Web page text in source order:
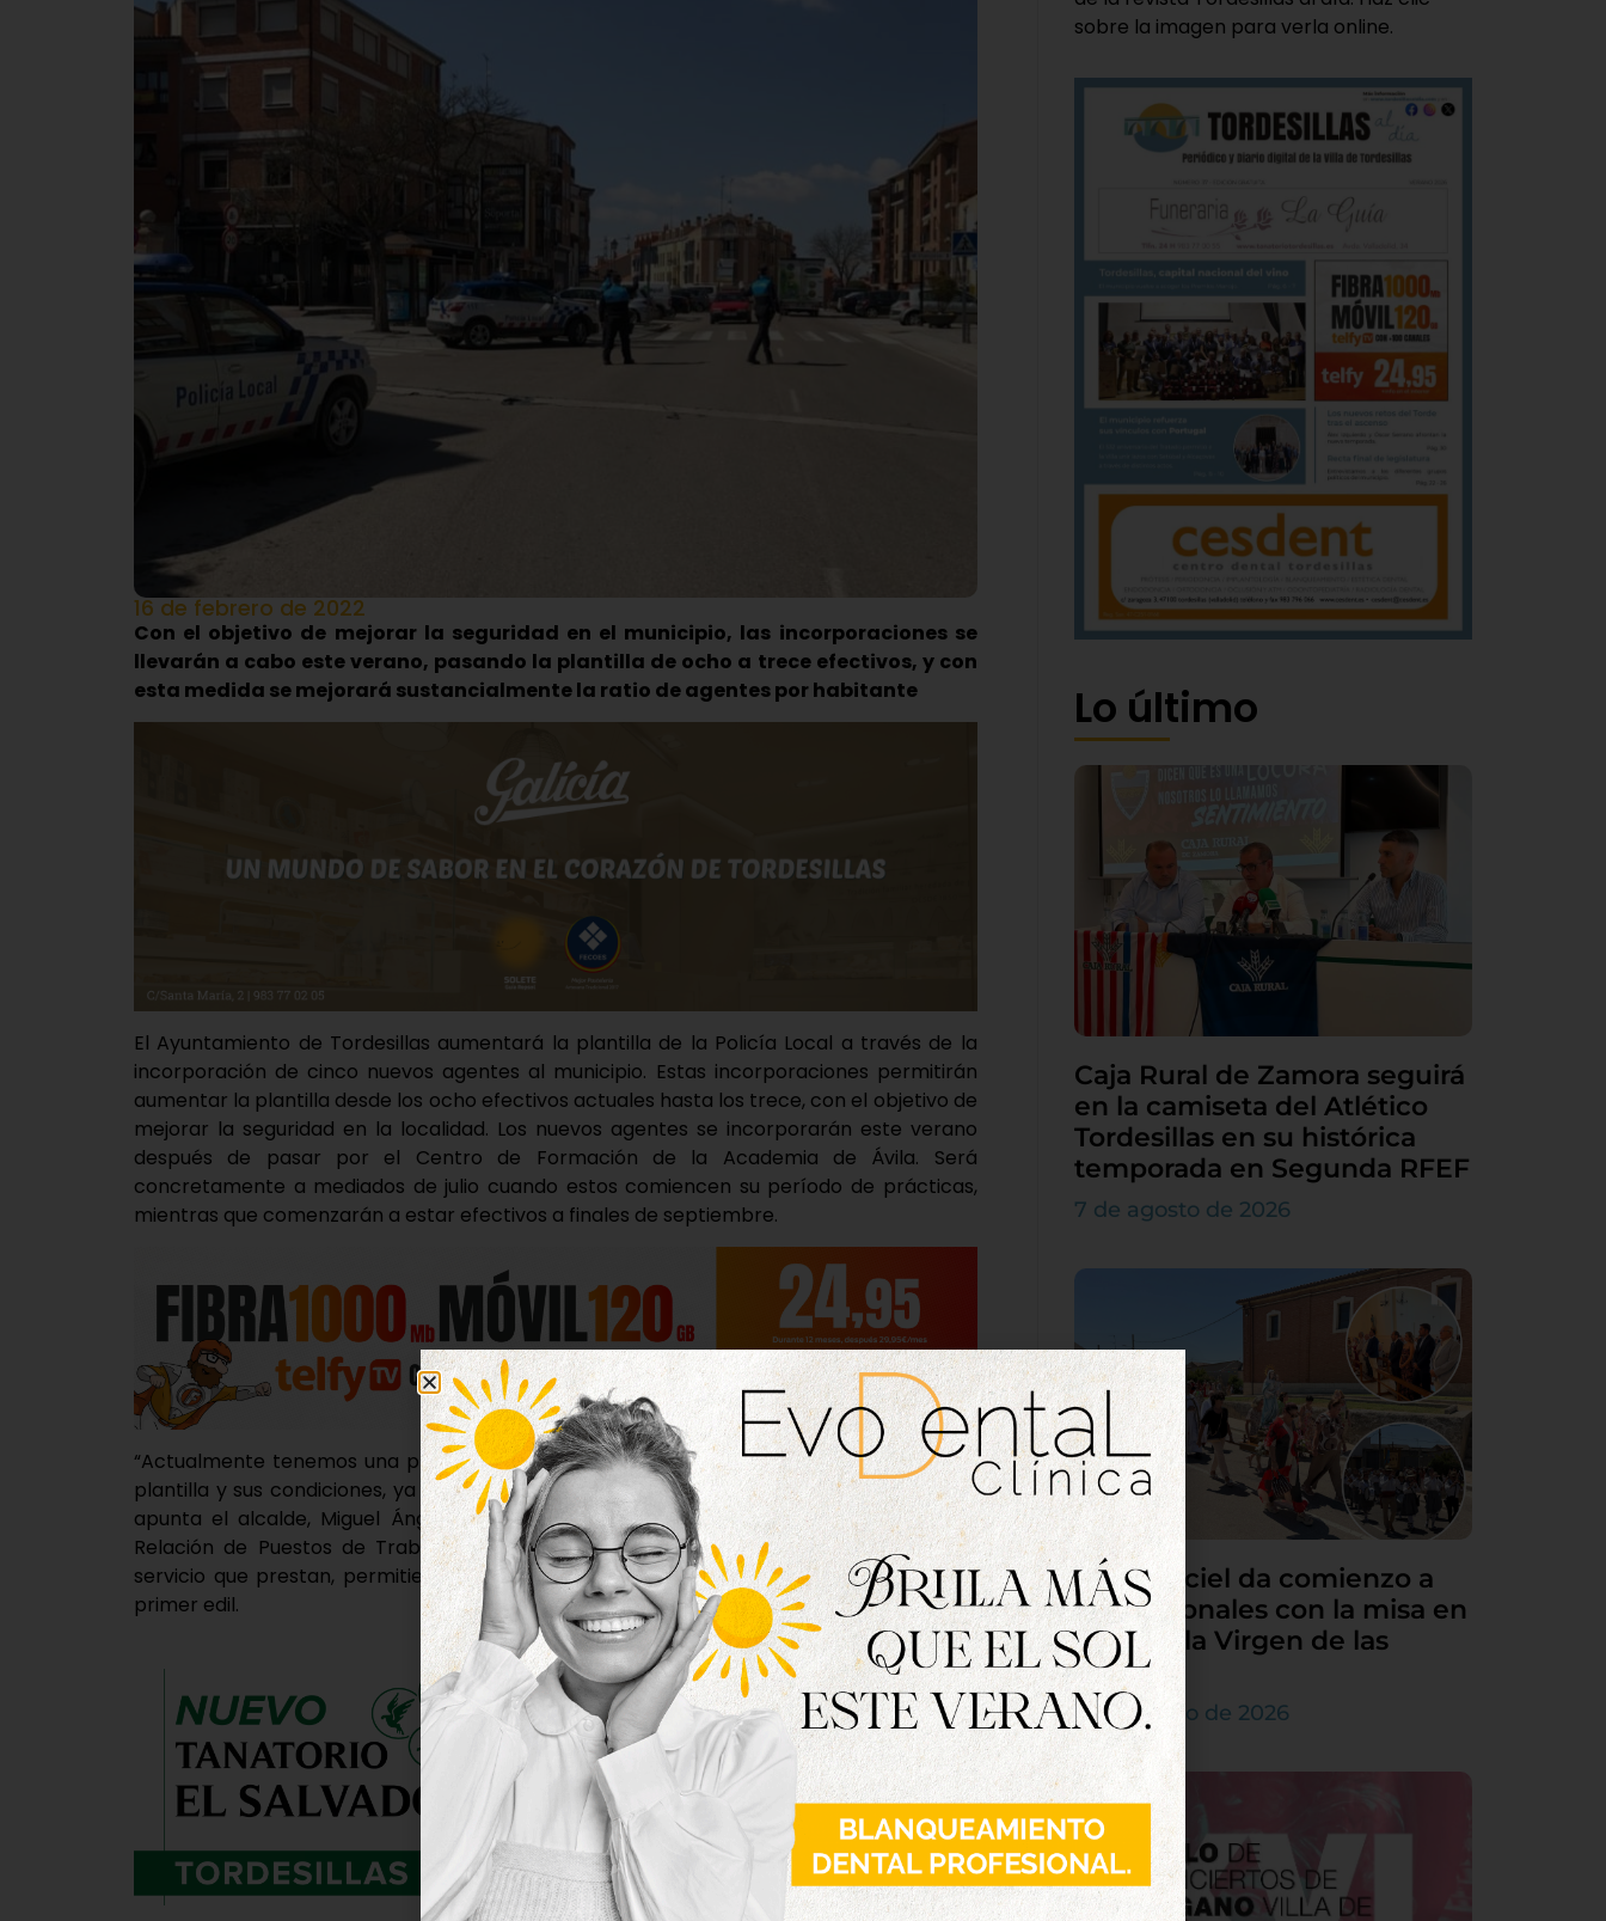
16 de febrero de 2022
Con el objetivo de mejorar la seguridad en el municipio, las incorporaciones se
llevarán a cabo este verano, pasando la plantilla de ocho a trece efectivos, y con
esta medida se mejorará sustancialmente la ratio de agentes por habitante
El Ayuntamiento de Tordesillas aumentará la plantilla de la Policía Local a través de la
incorporación de cinco nuevos agentes al municipio. Estas incorporaciones permitirán
aumentar la plantilla desde los ocho efectivos actuales hasta los trece, con el objetivo de
mejorar la seguridad en la localidad. Los nuevos agentes se incorporarán este verano
después de pasar por el Centro de Formación de la Academia de Ávila. Será
concretamente a mediados de julio cuando estos comiencen su período de prácticas,
mientras que comenzarán a estar efectivos a finales de septiembre.
“Actualmente tenemos una plantilla muy mermada, nuestro objetivo ha sido mejorar la
plantilla y sus condiciones, ya que consideramos que la seguridad es algo fundamental”,
apunta el alcalde, Miguel Ángel Oliveira. “Gracias a las mejoras que recoge la nueva
Relación de Puestos de Trabajo y a esta incorporación conseguiremos mejorar este
servicio que prestan, permitiendo garantizar la seguridad en nuestras calles”, añade el
primer edil.
sobre la imagen para verla online.
Lo último
Caja Rural de Zamora seguirá
en la camiseta del Atlético
Tordesillas en su histórica
temporada en Segunda RFEF
7 de agosto de 2026
Villamarciel da comienzo a
sus patronales con la misa en
honor a la Virgen de las
Nieves
5 de agosto de 2026